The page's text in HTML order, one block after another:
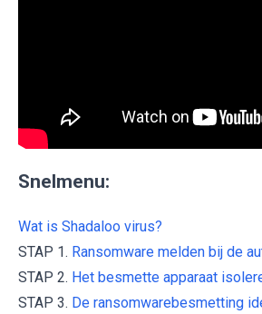
Snelmenu:
Wat is Shadaloo virus?
STAP 1. Ransomware melden bij de
STAP 2. Het besmette apparaat
STAP 3. De ransomwarebesmetting